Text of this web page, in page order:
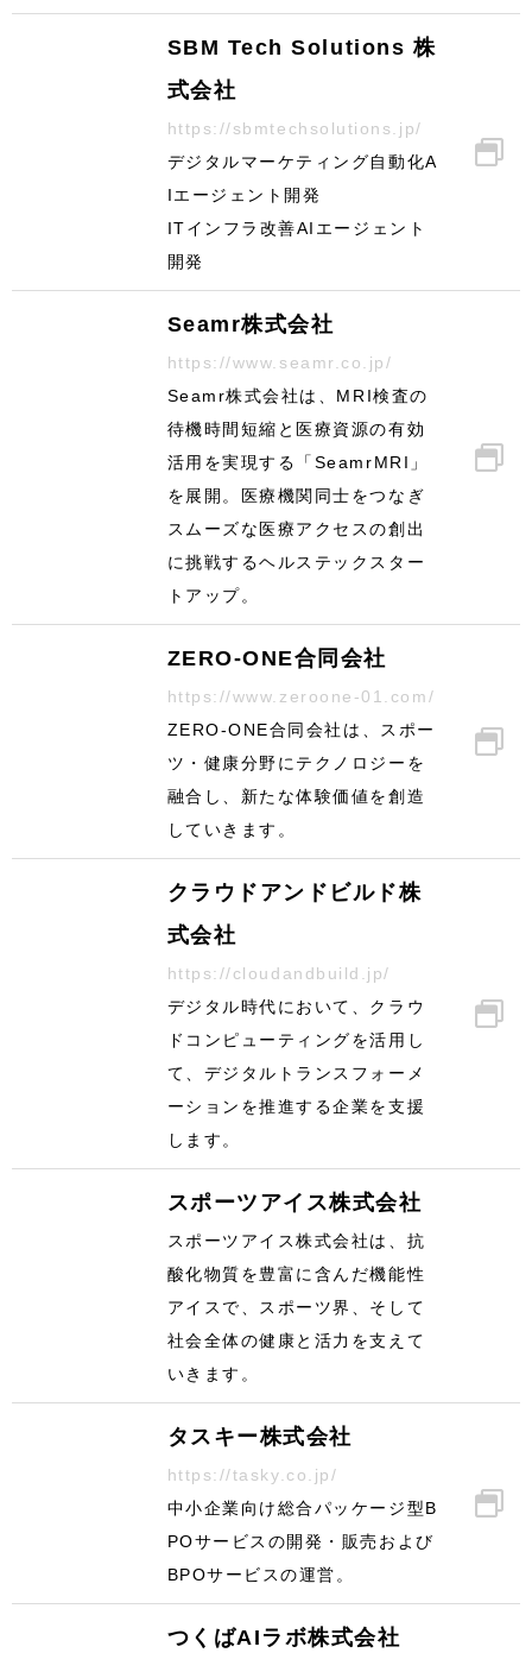
SBM Tech Solutions 株
式会社
https://sbmtechsolutions.jp/
デジタルマーケティング自動化A
Iエージェント開発
ITインフラ改善AIエージェント
開発
Seamr株式会社
https://www.seamr.co.jp/
Seamr株式会社は、MRI検査の
待機時間短縮と医療資源の有効
活用を実現する「SeamrMRI」
を展開。医療機関同士をつなぎ
スムーズな医療アクセスの創出
に挑戦するヘルステックスター
トアップ。
ZERO-ONE合同会社
https://www.zeroone-01.com/
ZERO-ONE合同会社は、スポー
ツ・健康分野にテクノロジーを
融合し、新たな体験価値を創造
していきます。
クラウドアンドビルド株
式会社
https://cloudandbuild.jp/
デジタル時代において、クラウ
ドコンピューティングを活用し
て、デジタルトランスフォーメ
ーションを推進する企業を支援
します。
スポーツアイス株式会社
スポーツアイス株式会社は、抗
酸化物質を豊富に含んだ機能性
アイスで、スポーツ界、そして
社会全体の健康と活力を支えて
いきます。
タスキー株式会社
https://tasky.co.jp/
中小企業向け総合パッケージ型B
POサービスの開発・販売および
BPOサービスの運営。
つくばAIラボ株式会社